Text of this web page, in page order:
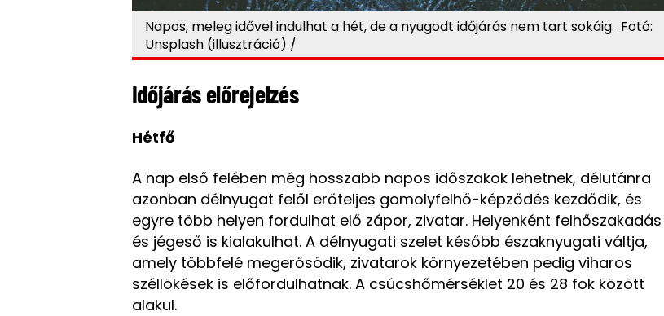
Napos, meleg idővel indulhat a hét, de a nyugodt időjárás nem tart sokáig. Fotó:
Unsplash (illusztráció) /
Időjárás előrejelzés
Hétfő
A nap első felében még hosszabb napos időszakok lehetnek, délutánra
azonban délnyugat felől erőteljes gomolyfelhő-képződés kezdődik, és
egyre több helyen fordulhat elő zápor, zivatar. Helyenként felhőszakadás
és jégeső is kialakulhat. A délnyugati szelet később északnyugati váltja,
amely többfelé megerősödik, zivatarok környezetében pedig viharos
széllökések is előfordulhatnak. A csúcshőmérséklet 20 és 28 fok között
alakul.